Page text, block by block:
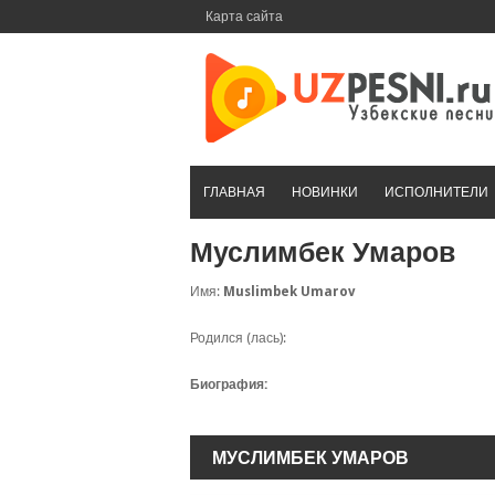
Карта сайта
ГЛАВНАЯ НОВИНКИ ИСПОЛНИТЕЛИ
Муслимбек Умаров
Имя: Muslimbek Umarov
Родился (лась):
Биография:
МУСЛИМБЕК УМАРОВ